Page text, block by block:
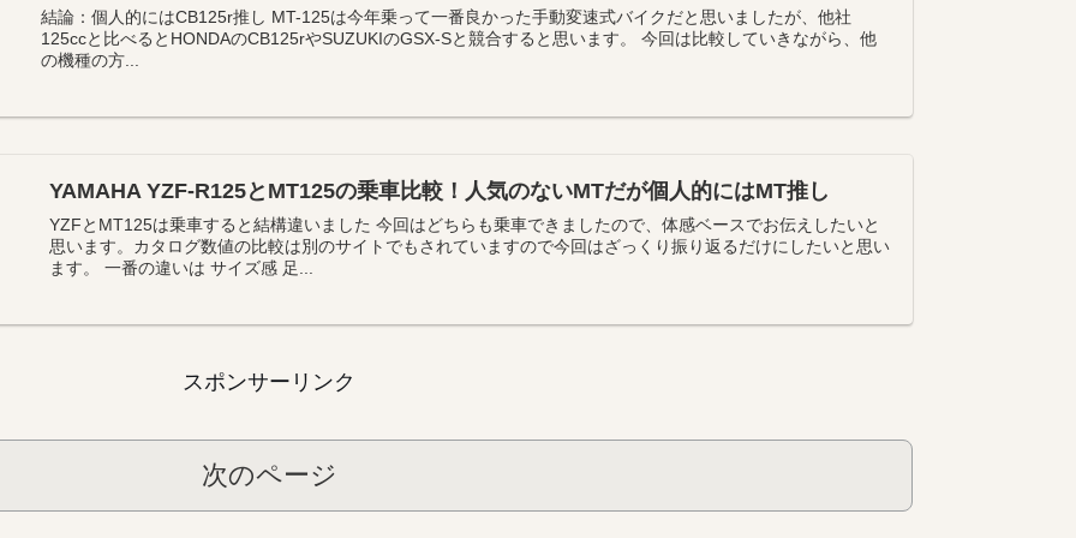
結論：個人的にはCB125r推し MT-125は今年乗って一番良かった手動変速式バイクだと思いましたが、他社
125ccと比べるとHONDAのCB125rやSUZUKIのGSX-Sと競合すると思います。 今回は比較していきながら、他
の機種の方...
YAMAHA YZF-R125とMT125の乗車比較！人気のないMTだが個人的にはMT推し
YZFとMT125は乗車すると結構違いました 今回はどちらも乗車できましたので、体感ベースでお伝えしたいと
思います。カタログ数値の比較は別のサイトでもされていますので今回はざっくり振り返るだけにしたいと思い
ます。 一番の違いは サイズ感 足...
スポンサーリンク
次のページ